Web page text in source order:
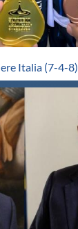
Italia (7-4-8)